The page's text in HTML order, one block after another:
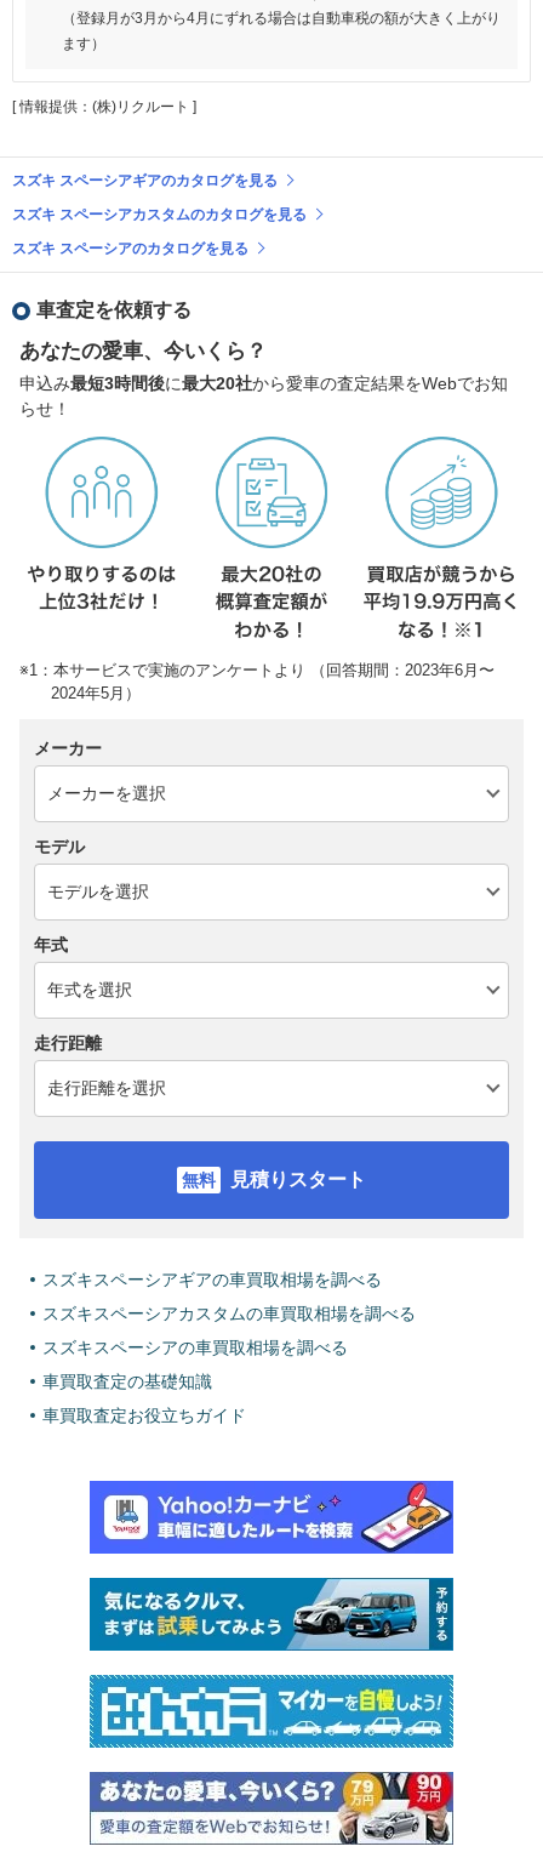
（登録月が3月から4月にずれる場合は自動車税の額が大きく上がり
ます）
[ 情報提供：(株)リクルート ]
スズキ スペーシアギアのカタログを見る
スズキ スペーシアカスタムのカタログを見る
スズキ スペーシアのカタログを見る
車査定を依頼する
あなたの愛車、今いくら？
申込み最短3時間後に最大20社から愛車の査定結果をWebでお知
らせ！
※1：本サービスで実施のアンケートより （回答期間：2023年6月〜
2024年5月）
メーカー
モデル
年式
走行距離
見積りスタート
スズキスペーシアギアの車買取相場を調べる
スズキスペーシアカスタムの車買取相場を調べる
スズキスペーシアの車買取相場を調べる
車買取査定の基礎知識
車買取査定お役立ちガイド